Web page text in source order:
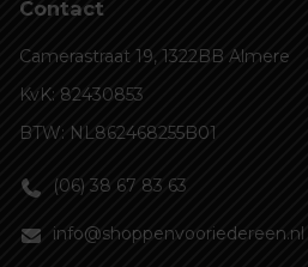
Contact
Camerastraat 19, 1322BB Almere
KvK: 82430853
BTW: NL862468255B01
(06) 38 67 83 63
info@shoppenvooriedereen.nl